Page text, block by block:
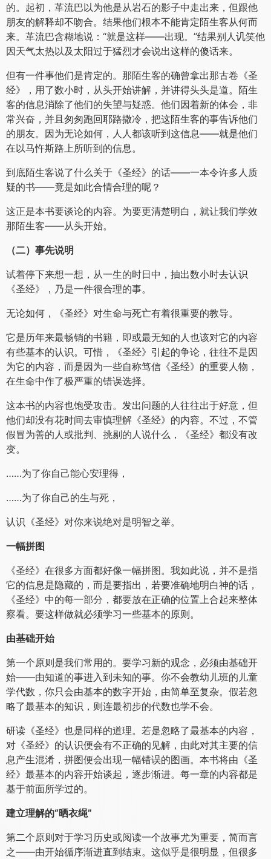
的。起初，革流巴以为他是从岩石的影子中走出来，但跟他
朋友的解释却不吻合。结果他们根本不能肯定陌生客从何而
来。革流巴含糊地说：“就是这样——出现。”结果别人讥笑他
因天气太热以及太阳过于猛烈才会说出这样的傻话来。
但有一件事他们是肯定的。那陌生客的确曾拿出那古卷《圣
经》，用了数小时，从头开始讲解，并讲得头头是道。陌生
客的信息消除了他们的失望与疑惑。他们因着新的体会，非
常兴奋，并且匆匆跑回耶路撒冷，把这陌生客的事告诉他们
的朋友。因为无论如何，人人都该听到这信息——就是他们
在以马忤斯路上所听到的信息。
到底陌生客说了什么关于《圣经》的话——一本令许多人质
疑的书——竟是如此合情合理的呢？
这正是本书要谈论的内容。为要更清楚明白，就让我们学效
那陌生客——从头开始。
（二）事先说明
试着停下来想一想，从一生的时日中，抽出数小时去认识
《圣经》，乃是一件很合理的事。
无论如何，《圣经》对生命与死亡有着很重要的教导。
它是历年来最畅销的书籍，即或最无知的人也该对它的内容
有些基本的认识。可惜，《圣经》引起的争论，往往不是因
为它的内容，而是因为一些自称笃信《圣经》的重要人物，
在生命中作了极严重的错误选择。
这本书的内容也饱受攻击。发出问题的人往往出于好意，但
他们却没有花时间去审慎理解《圣经》的内容。不过，不管
假冒为善的人或批判、挑剔的人说什么，《圣经》都没有改
变。
……为了你自己能心安理得，
……为了你自己的生与死，
认识《圣经》对你来说绝对是明智之举。
一幅拼图
《圣经》在很多方面都好像一幅拼图。我如此说，并不是指
它的信息是隐藏的，而是要指出，若要准确地明白神的话，
《圣经》中的每一部分，都要放在正确的位置上合起来整体
察看。要这样做就必须学习一些基本的原则。
由基础开始
第一个原则是我们常用的。要学习新的观念，必须由基础开
始——由知道的事进入到未知的事。你不会教幼儿班的儿童
学代数，你只会由基本的数字开始，由简单至复杂。假若忽
略了最基本的知识，则连最初步的代数也学不会。
研读《圣经》也是同样的道理。若是忽略了最基本的内容，
对《圣经》的认识便会有不正确的见解，由此对其主要的信
息产生混淆，拼图便会出现一幅错误的图画。本书将由《圣
经》最基本的内容开始谈起，逐步渐进。每一章的内容都是
基于前面所学过的。
建立理解的“晒衣绳”
第二个原则对于学习历史或阅读一个故事尤为重要，简而言
之——由开始循序渐进直到结束。这似乎是很明显，但很多